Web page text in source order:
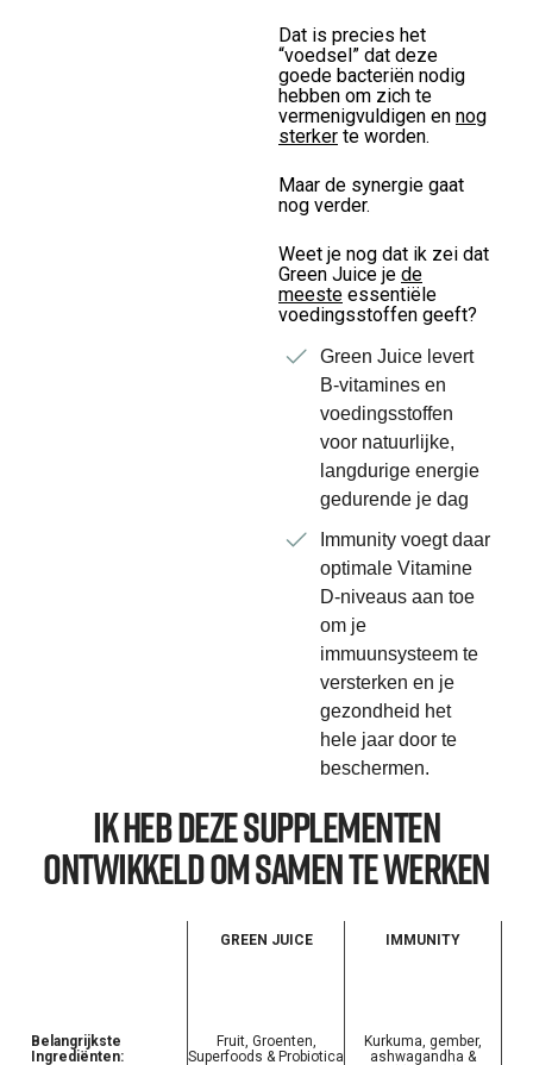
Dat is precies het
“voedsel” dat deze
goede bacteriën nodig
hebben om zich te
vermenigvuldigen en nog
sterker te worden.
Maar de synergie gaat
nog verder.
Weet je nog dat ik zei dat
Green Juice je de
meeste essentiële
voedingsstoffen geeft?
Green Juice levert
B-vitamines en
voedingsstoffen
voor natuurlijke,
langdurige energie
gedurende je dag
Immunity voegt daar
optimale Vitamine
D-niveaus aan toe
om je
immuunsysteem te
versterken en je
gezondheid het
hele jaar door te
beschermen.
Ik heb deze supplementen
ontwikkeld om samen te werken
GREEN JUICE IMMUNITY
Belangrijkste
Ingrediënten:
Fruit, Groenten,
Superfoods & Probiotica
Kurkuma, gember,
ashwagandha &